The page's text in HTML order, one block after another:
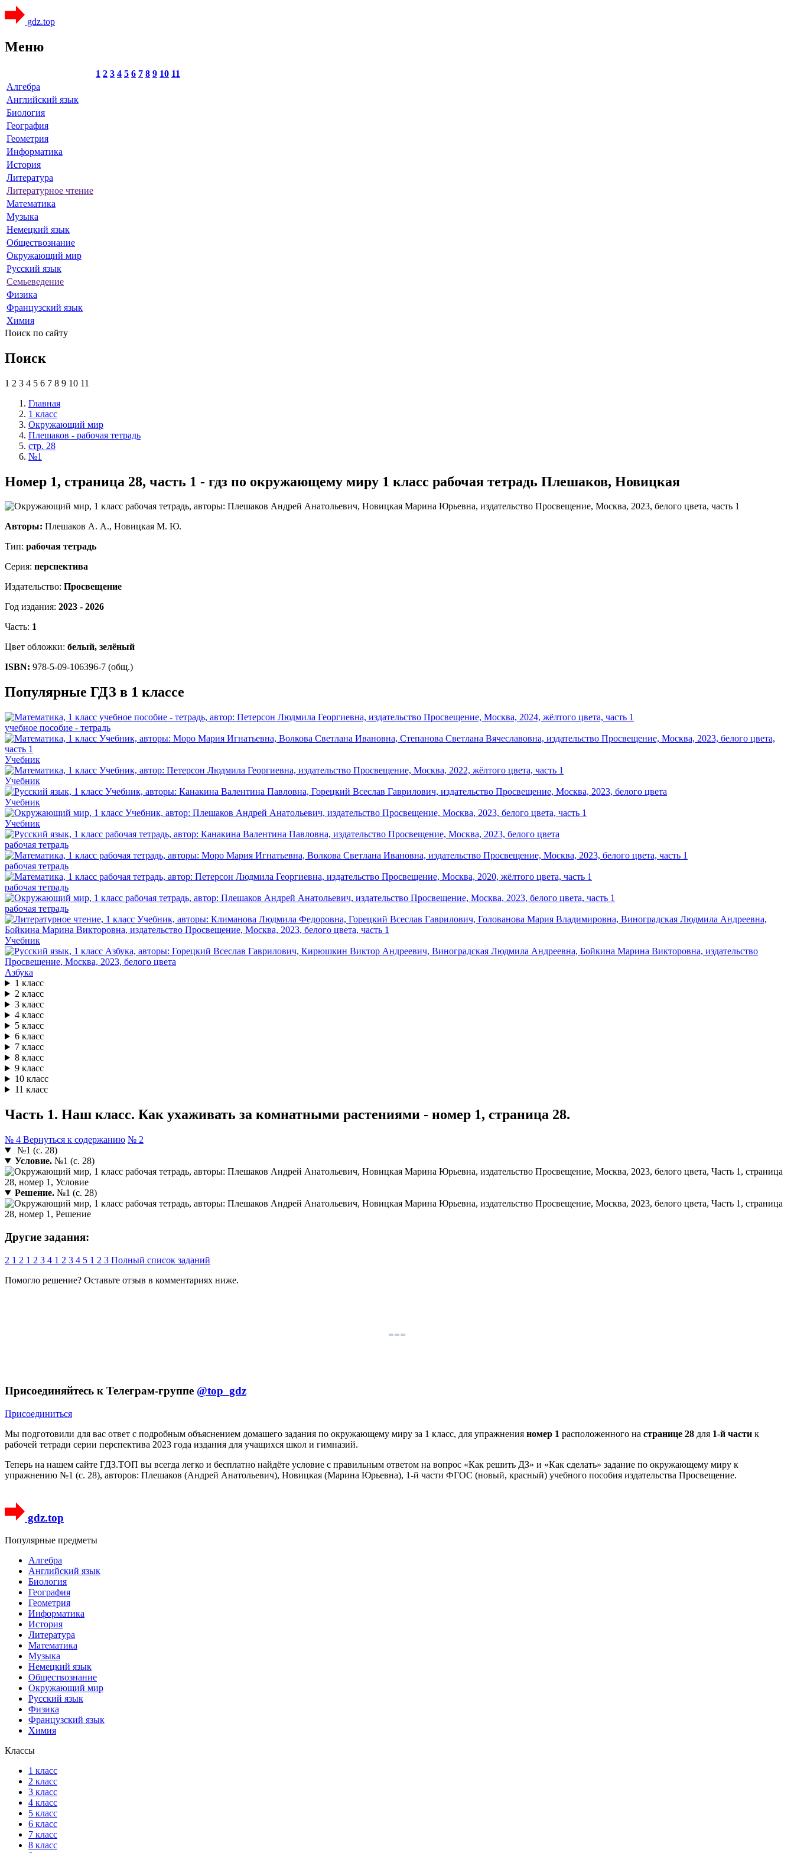
gdz.top
Меню
1 2 3 4 5 6 7 8 9 10 11
Алгебра
Английский язык
Биология
География
Геометрия
Информатика
История
Литература
Литературное чтение
Математика
Музыка
Немецкий язык
Обществознание
Окружающий мир
Русский язык
Семьеведение
Физика
Французский язык
Химия
Поиск по сайту
Поиск
1 2 3 4 5 6 7 8 9 10 11
Главная
1 класс
Окружающий мир
Плешаков - рабочая тетрадь
стр. 28
№1
Номер 1, страница 28, часть 1 - гдз по окружающему миру 1 класс рабочая тетрадь Плешаков, Новицкая
Авторы: Плешаков А. А., Новицкая М. Ю.
Тип: рабочая тетрадь
Серия: перспектива
Издательство: Просвещение
Год издания: 2023 - 2026
Часть: 1
Цвет обложки: белый, зелёный
ISBN: 978-5-09-106396-7 (общ.)
Популярные ГДЗ в 1 классе
учебное пособие - тетрадь
Учебник
Учебник
Учебник
Учебник
рабочая тетрадь
рабочая тетрадь
рабочая тетрадь
рабочая тетрадь
Учебник
Азбука
1 класс
2 класс
3 класс
4 класс
5 класс
6 класс
7 класс
8 класс
9 класс
10 класс
11 класс
Часть 1. Наш класс. Как ухаживать за комнатными растениями - номер 1, страница 28.
№ 4 Вернуться к содержанию № 2
№1 (с. 28)
Условие.№1 (с. 28)
Решение.№1 (с. 28)
Другие задания:
2 1 2 1 2 3 4 1 2 3 4 5 1 2 3 Полный список заданий
Помогло решение? Оставьте отзыв в комментариях ниже.
Присоединяйтесь к Телеграм-группе @top_gdz
Присоединиться
Мы подготовили для вас ответ c подробным объяснением домашего задания по окружающему миру за 1 класс, для упражнения номер 1 расположенного на странице 28 для 1-й части к
рабочей тетради серии перспектива 2023 года издания для учащихся школ и гимназий.
Теперь на нашем сайте ГДЗ.ТОП вы всегда легко и бесплатно найдёте условие с правильным ответом на вопрос «Как решить ДЗ» и «Как сделать» задание по окружающему миру к
упражнению №1 (с. 28), авторов: Плешаков (Андрей Анатольевич), Новицкая (Марина Юрьевна), 1-й части ФГОС (новый, красный) учебного пособия издательства Просвещение.
gdz.top
Популярные предметы
Алгебра
Английский язык
Биология
География
Геометрия
Информатика
История
Литература
Математика
Музыка
Немецкий язык
Обществознание
Окружающий мир
Русский язык
Физика
Французский язык
Химия
Классы
1 класс
2 класс
3 класс
4 класс
5 класс
6 класс
7 класс
8 класс